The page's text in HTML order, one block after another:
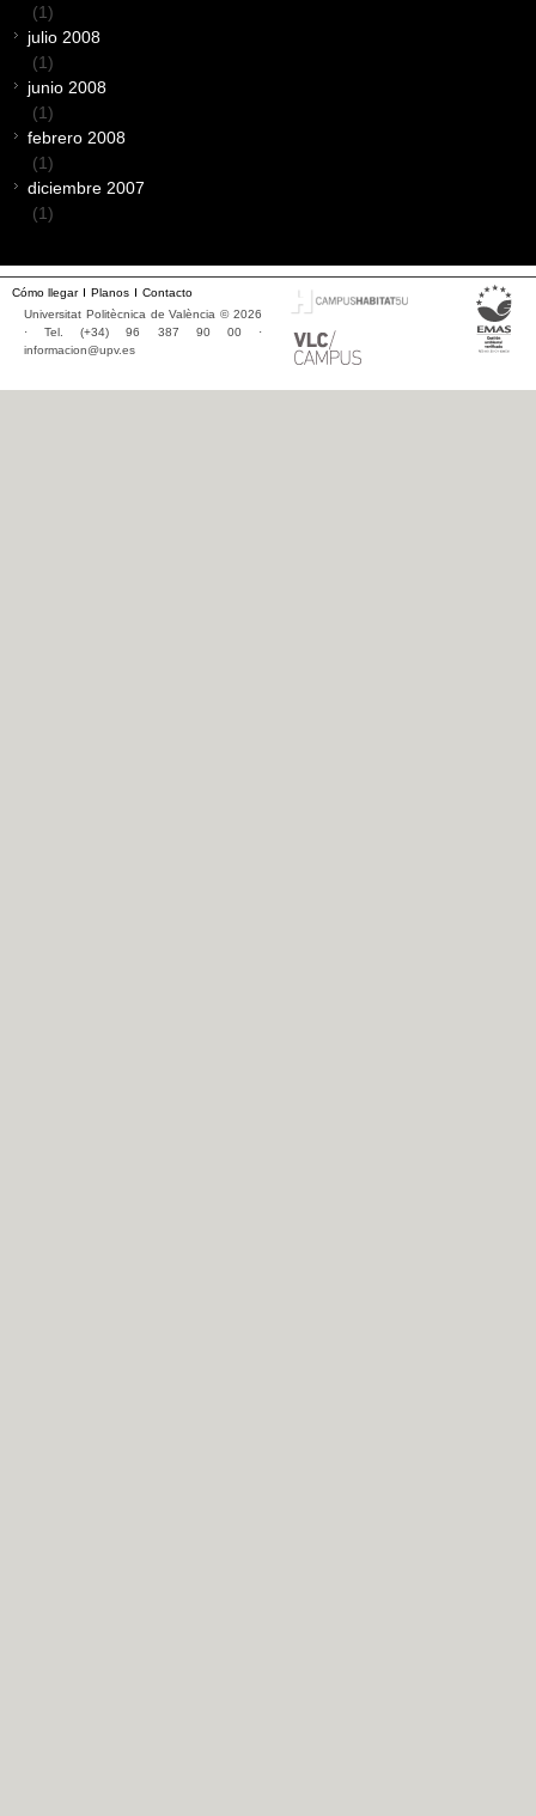
(1)
julio 2008
(1)
junio 2008
(1)
febrero 2008
(1)
diciembre 2007
(1)
Cómo llegar Planos
Contacto
Universitat Politècnica de València © 2026
· Tel. (+34) 96 387 90 00 ·
informacion@upv.es